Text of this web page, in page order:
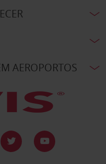
AEROPORTOS